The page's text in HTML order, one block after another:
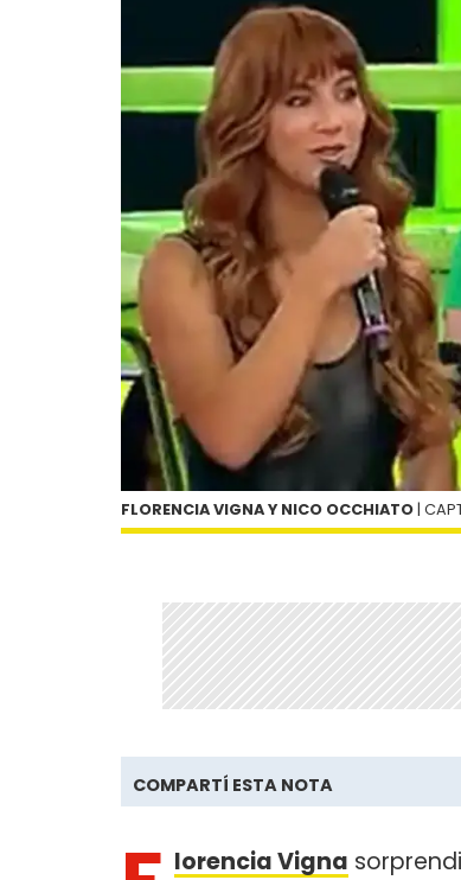
FLORENCIA VIGNA Y NICO OCCHIATO |
COMPARTÍ ESTA NOTA
lorencia Vigna